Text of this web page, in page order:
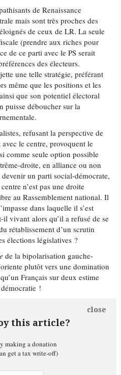
de Renaissance
mais sont très proches des
de ceux de LR. La seule
(prendre aux riches pour
de ce parti avec le PS serait
des électeurs.
une telle stratégie, préférant
même que les positions et les
que son potentiel électoral
puisse déboucher sur la
refusant la perspective de
le centre, provoquent le
comme seule option possible
droite, en alliance ou non
un parti social-démocrate,
n’est pas une droite
au Rassemblement national. Il
dans laquelle il s’est
vivant alors qu’il a refusé de se
rétablissement d’un scrutin
élections législatives ?
de la bipolarisation gauche-
plutôt vers une domination
Français sur deux estime
!
this article?
close
making a donation
get a tax write-off)